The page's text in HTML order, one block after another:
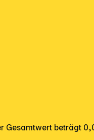
Gesamtwert beträgt